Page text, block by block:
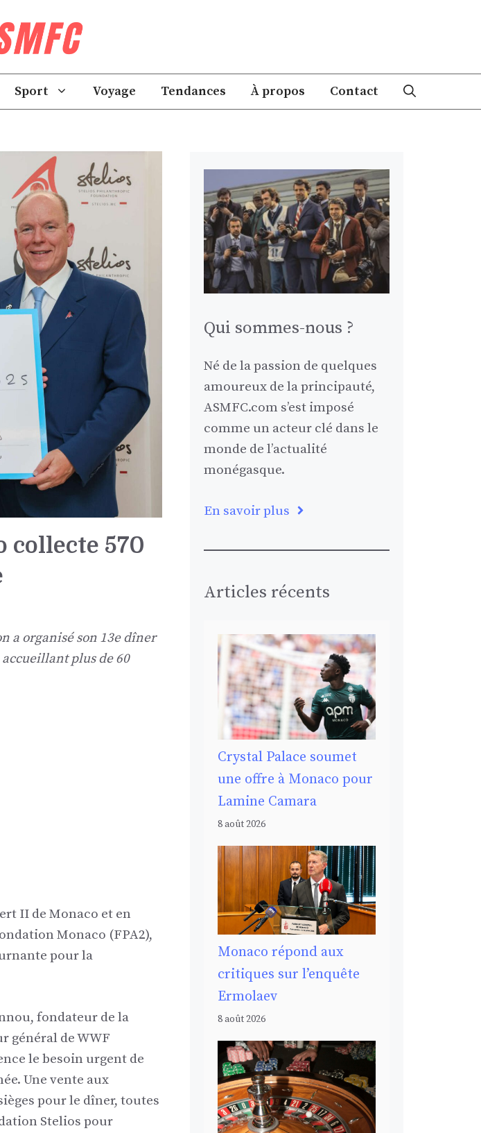
Sport Voyage Tendances À propos Contact
collecte 570
a organisé son 13e dîner
plus de 60
II de Monaco et en
Monaco (FPA2),
pour la
fondateur de la
général de WWF
le besoin urgent de
Une vente aux
pour le dîner, toutes
Stelios pour
Qui sommes-nous ?
Né de la passion de quelques
amoureux de la principauté,
ASMFC.com s’est imposé
comme un acteur clé dans le
monde de l’actualité
monégasque.
En savoir plus
Articles récents
Crystal Palace soumet
une offre à Monaco pour
Lamine Camara
8 août 2026
Monaco répond aux
critiques sur l’enquête
Ermolaev
8 août 2026